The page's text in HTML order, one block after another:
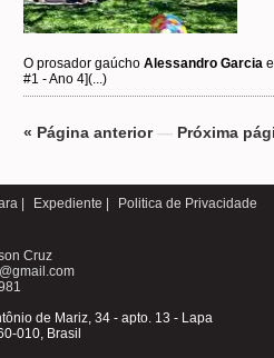
O prosador gaúcho Alessandro Garcia
#1 - Ano 4](...)
« Página anterior— Próxima
| Expediente | Politica de Privacidade
Cruz
de Mariz, 34 - apto. 13 - Lapa
010, Brasil